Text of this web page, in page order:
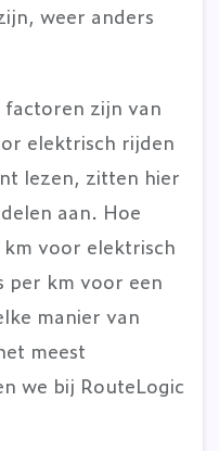
weer anders
zijn van
elektrisch rijden
lezen, zitten hier
aan. Hoe
voor elektrisch
per km voor een
manier van
meest
we bij RouteLogic